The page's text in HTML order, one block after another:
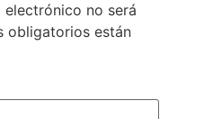
no será
obligatorios están